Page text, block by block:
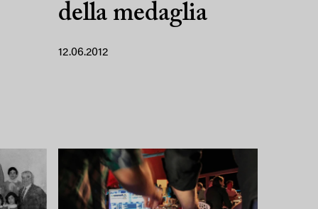
della medaglia
12.06.2012